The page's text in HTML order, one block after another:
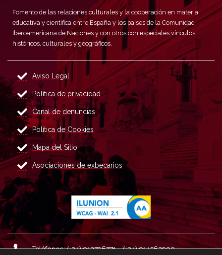
Fomento de las relaciones culturales y la cooperación en materia
educativa y científica entre España y los países de la Comunidad
Iberoamericana de Naciones y con otros con especiales vínculos
históricos, culturales y geográficos.
Aviso Legal
Política de privacidad
Canal de denuncias
Política de Cookies
Mapa del Sitio
Asociaciones de exbecarios
Teléfonos: (+34) 913796771 - (+34) 914562900